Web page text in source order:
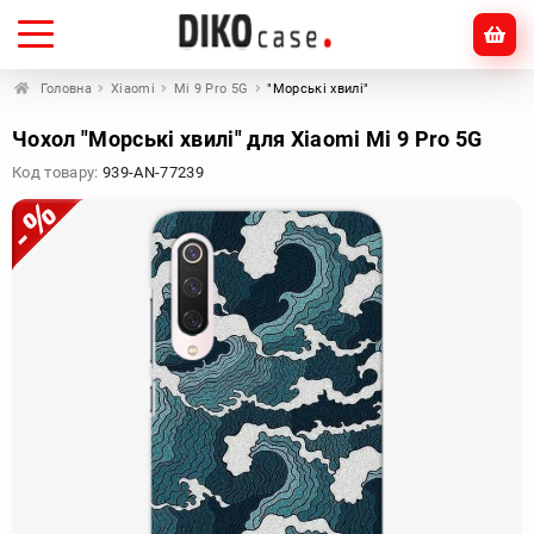
Головна Xiaomi Mi 9 Pro 5G "Морські хвилі"
Чохол "Морські хвилі" для Xiaomi Mi 9 Pro 5G
Код товару: 939-AN-77239